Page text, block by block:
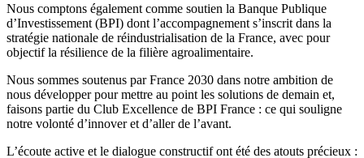
Nous comptons également comme soutien la Banque Publique
d’Investissement (BPI) dont l’accompagnement s’inscrit dans la
stratégie nationale de réindustrialisation de la France, avec pour
objectif la résilience de la filière agroalimentaire.
Nous sommes soutenus par France 2030 dans notre ambition de
nous développer pour mettre au point les solutions de demain et,
faisons partie du Club Excellence de BPI France : ce qui souligne
notre volonté d’innover et d’aller de l’avant.
L’écoute active et le dialogue constructif ont été des atouts précieux :